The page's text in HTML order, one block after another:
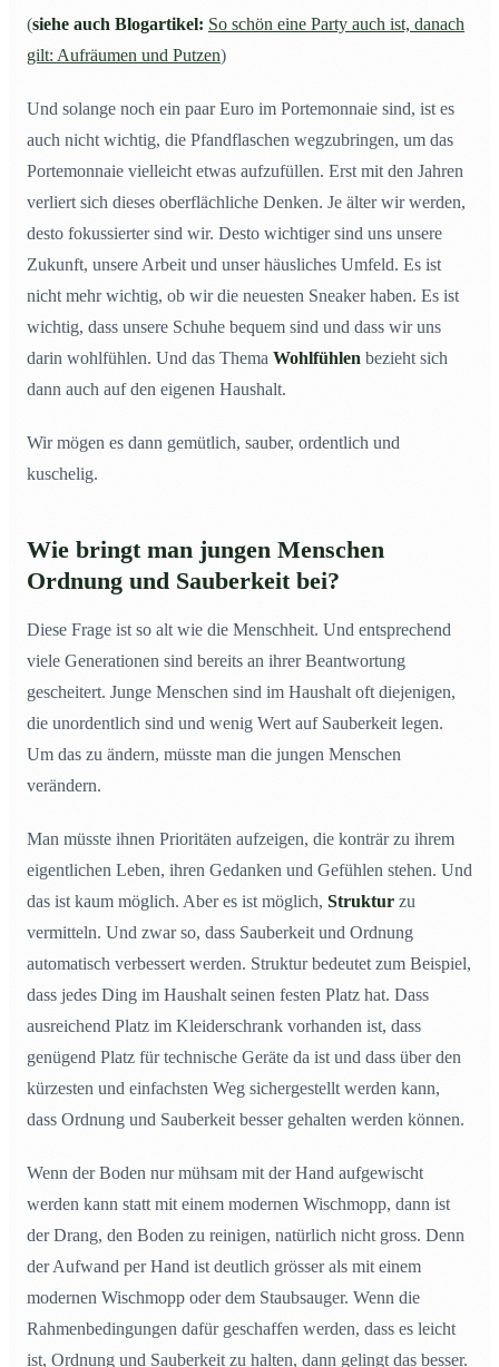
(siehe auch Blogartikel: So schön eine Party auch ist, danach
gilt: Aufräumen und Putzen)
Und solange noch ein paar Euro im Portemonnaie sind, ist es
auch nicht wichtig, die Pfandflaschen wegzubringen, um das
Portemonnaie vielleicht etwas aufzufüllen. Erst mit den Jahren
verliert sich dieses oberflächliche Denken. Je älter wir werden,
desto fokussierter sind wir. Desto wichtiger sind uns unsere
Zukunft, unsere Arbeit und unser häusliches Umfeld. Es ist
nicht mehr wichtig, ob wir die neuesten Sneaker haben. Es ist
wichtig, dass unsere Schuhe bequem sind und dass wir uns
darin wohlfühlen. Und das Thema Wohlfühlen bezieht sich
dann auch auf den eigenen Haushalt.
Wir mögen es dann gemütlich, sauber, ordentlich und
kuschelig.
Wie bringt man jungen Menschen
Ordnung und Sauberkeit bei?
Diese Frage ist so alt wie die Menschheit. Und entsprechend
viele Generationen sind bereits an ihrer Beantwortung
gescheitert. Junge Menschen sind im Haushalt oft diejenigen,
die unordentlich sind und wenig Wert auf Sauberkeit legen.
Um das zu ändern, müsste man die jungen Menschen
verändern.
Man müsste ihnen Prioritäten aufzeigen, die konträr zu ihrem
eigentlichen Leben, ihren Gedanken und Gefühlen stehen. Und
das ist kaum möglich. Aber es ist möglich, Struktur zu
vermitteln. Und zwar so, dass Sauberkeit und Ordnung
automatisch verbessert werden. Struktur bedeutet zum Beispiel,
dass jedes Ding im Haushalt seinen festen Platz hat. Dass
ausreichend Platz im Kleiderschrank vorhanden ist, dass
genügend Platz für technische Geräte da ist und dass über den
kürzesten und einfachsten Weg sichergestellt werden kann,
dass Ordnung und Sauberkeit besser gehalten werden können.
Wenn der Boden nur mühsam mit der Hand aufgewischt
werden kann statt mit einem modernen Wischmopp, dann ist
der Drang, den Boden zu reinigen, natürlich nicht gross. Denn
der Aufwand per Hand ist deutlich grösser als mit einem
modernen Wischmopp oder dem Staubsauger. Wenn die
Rahmenbedingungen dafür geschaffen werden, dass es leicht
ist, Ordnung und Sauberkeit zu halten, dann gelingt das besser.